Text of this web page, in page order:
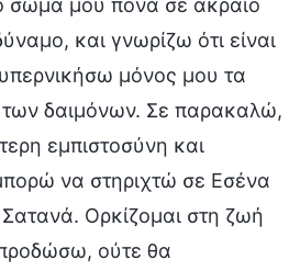
και γνωρίζω ότι είναι
μόνος μου τα
δαιμόνων. Σε παρακαλώ,
εμπιστοσύνη και
να στηριχτώ σε Εσένα
Ορκίζομαι στη ζωή
ούτε θα